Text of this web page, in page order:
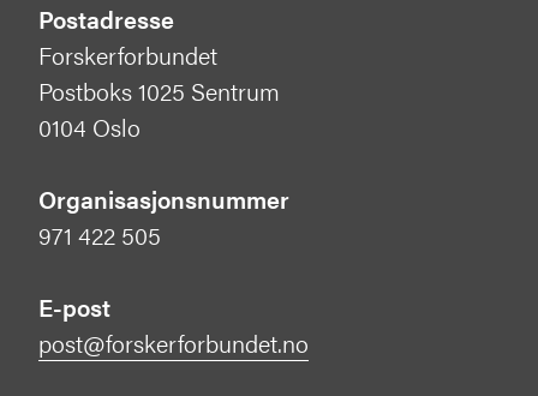
Postadresse
Forskerforbundet
Postboks 1025 Sentrum
0104 Oslo
Organisasjonsnummer
971 422 505
E-post
post@forskerforbundet.no